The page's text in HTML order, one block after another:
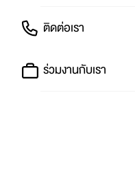
ติดต่อเรา
ร่วมงานกับเรา